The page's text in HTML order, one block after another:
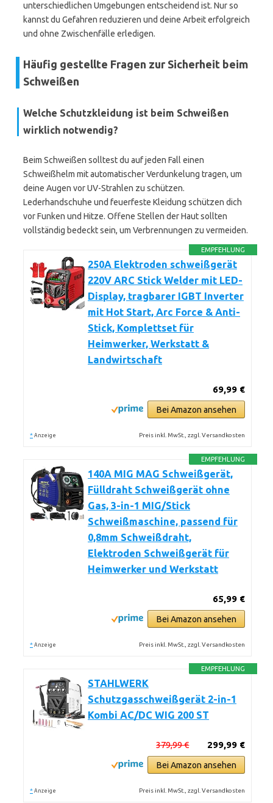
unterschiedlichen Umgebungen entscheidend ist. Nur so
kannst du Gefahren reduzieren und deine Arbeit erfolgreich
und ohne Zwischenfälle erledigen.
Häufig gestellte Fragen zur Sicherheit beim
Schweißen
Welche Schutzkleidung ist beim Schweißen
wirklich notwendig?
Beim Schweißen solltest du auf jeden Fall einen
Schweißhelm mit automatischer Verdunkelung tragen, um
deine Augen vor UV-Strahlen zu schützen.
Lederhandschuhe und feuerfeste Kleidung schützen dich
vor Funken und Hitze. Offene Stellen der Haut sollten
vollständig bedeckt sein, um Verbrennungen zu vermeiden.
EMPFEHLUNG
250A Elektroden schweißgerät
220V ARC Stick Welder mit LED-
Display, tragbarer IGBT Inverter
mit Hot Start, Arc Force & Anti-
Stick, Komplettset für
Heimwerker, Werkstatt &
Landwirtschaft
69,99 €
Bei Amazon ansehen
* Anzeige Preis inkl. MwSt., zzgl. Versandkosten
EMPFEHLUNG
140A MIG MAG Schweißgerät,
Fülldraht Schweißgerät ohne
Gas, 3-in-1 MIG/Stick
Schweißmaschine, passend für
0,8mm Schweißdraht,
Elektroden Schweißgerät für
Heimwerker und Werkstatt
65,99 €
Bei Amazon ansehen
* Anzeige Preis inkl. MwSt., zzgl. Versandkosten
EMPFEHLUNG
STAHLWERK
Schutzgasschweißgerät 2-in-1
Kombi AC/DC WIG 200 ST
299,99 €
379,99 €
Bei Amazon ansehen
* Anzeige Preis inkl. MwSt., zzgl. Versandkosten